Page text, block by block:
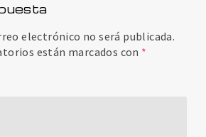
electrónico no será publicada.
están marcados con *